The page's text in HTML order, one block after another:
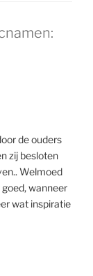
de ouders
zij besloten
Welmoed
wanneer
wat inspiratie